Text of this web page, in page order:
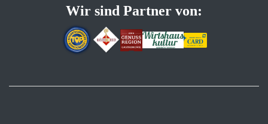
Wir sind Partner von: